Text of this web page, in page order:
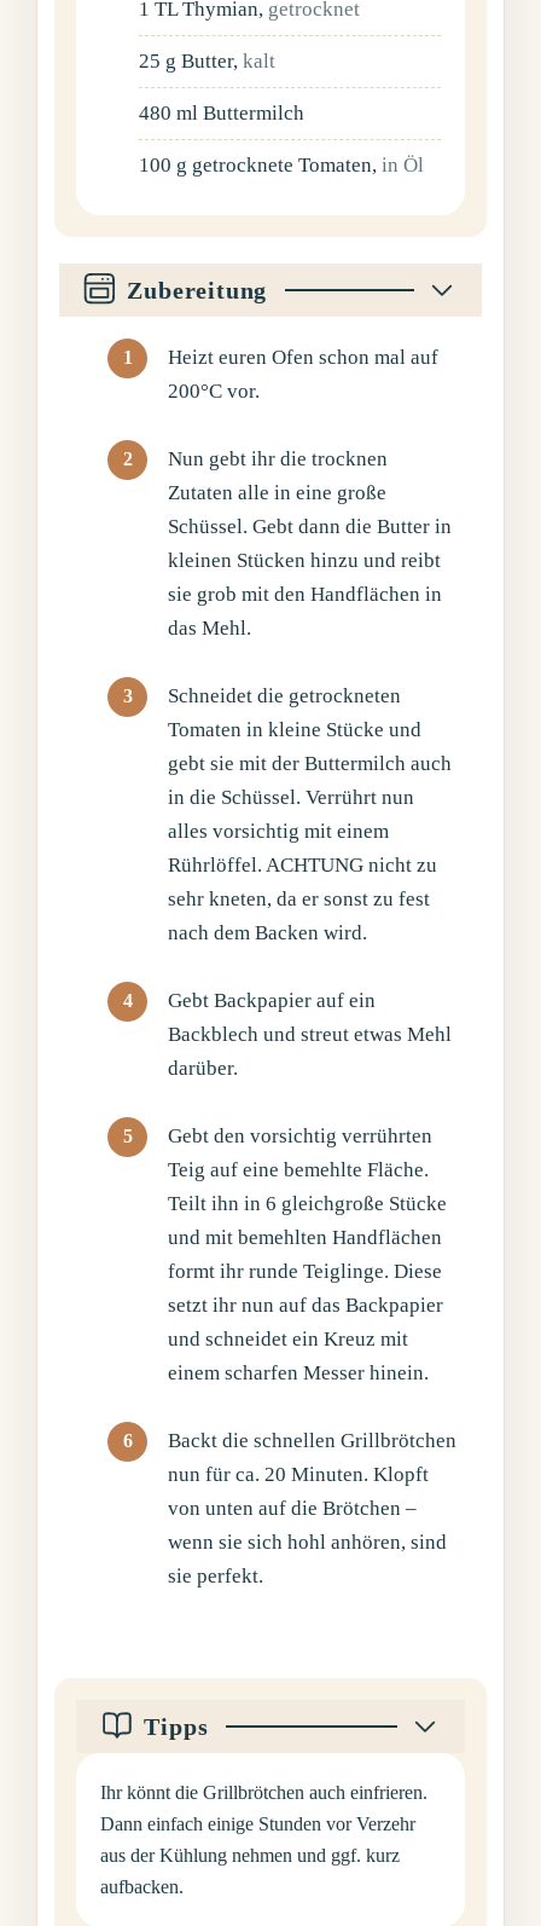
1 TL Thymian, getrocknet
25 g Butter,kalt
480 ml Buttermilch
100 g getrocknete Tomaten,in Öl
Zubereitung
Heizt euren Ofen schon mal auf
200°C vor.
Nun gebt ihr die trocknen
Zutaten alle in eine große
Schüssel. Gebt dann die Butter in
kleinen Stücken hinzu und reibt
sie grob mit den Handflächen in
das Mehl.
Schneidet die getrockneten
Tomaten in kleine Stücke und
gebt sie mit der Buttermilch auch
in die Schüssel. Verrührt nun
alles vorsichtig mit einem
Rührlöffel. ACHTUNG nicht zu
sehr kneten, da er sonst zu fest
nach dem Backen wird.
Gebt Backpapier auf ein
Backblech und streut etwas Mehl
darüber.
Gebt den vorsichtig verrührten
Teig auf eine bemehlte Fläche.
Teilt ihn in 6 gleichgroße Stücke
und mit bemehlten Handflächen
formt ihr runde Teiglinge. Diese
setzt ihr nun auf das Backpapier
und schneidet ein Kreuz mit
einem scharfen Messer hinein.
Backt die schnellen Grillbrötchen
nun für ca. 20 Minuten. Klopft
von unten auf die Brötchen –
wenn sie sich hohl anhören, sind
sie perfekt.
Tipps
Ihr könnt die Grillbrötchen auch einfrieren.
Dann einfach einige Stunden vor Verzehr
aus der Kühlung nehmen und ggf. kurz
aufbacken.